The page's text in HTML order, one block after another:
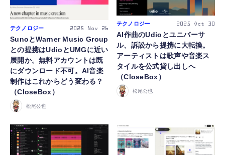
ゲーム
カルチャー
公式ストア
テクノロジー 2025 Nov 26
SunoとWarner Music Group
との提携はUdioとUMGに近い
展開か。無料アカウントは既
にダウンロード不可。AI音楽
制作はこれからどう変わる？
（CloseBox）
松尾公也
テクノロジー 2025 Oct 30
AI作曲のUdioとユニバーサ
ル、訴訟から提携に大転換。
アーティストは歌声や音楽ス
タイルを公式貸し出しへ
（CloseBox）
松尾公也